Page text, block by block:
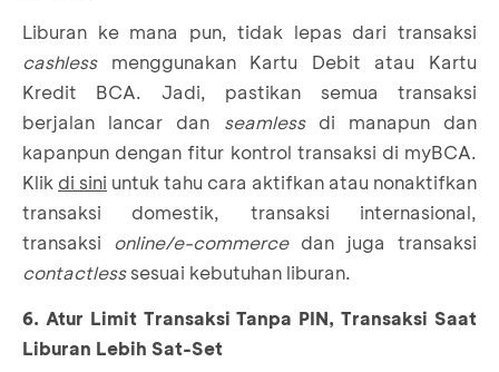
Liburan ke mana pun, tidak lepas dari transaksi
cashlessmenggunakan Kartu Debit atau Kartu
Kredit BCA. Jadi, pastikan semua transaksi
berjalan lancar dan seamlessdi manapun dan
kapanpun dengan fitur kontrol transaksi di myBCA.
Klik di sini untuk tahu cara aktifkan atau nonaktifkan
transaksi domestik, transaksi internasional,
transaksi online/e-commercedan juga transaksi
contactlesssesuai kebutuhan liburan.
6. Atur Limit Transaksi Tanpa PIN, Transaksi Saat
Liburan Lebih Sat-Set